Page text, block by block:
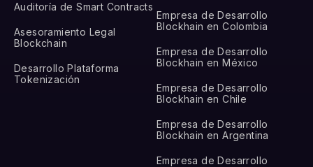
Auditoría de Smart Contracts
Asesoramiento Legal
Blockchain
Desarrollo Plataforma
Tokenización
Empresa de Desarrollo
Blockhain en Colombia
Empresa de Desarrollo
Blockhain en México
Empresa de Desarrollo
Blockhain en Chile
Empresa de Desarrollo
Blockhain en Argentina
Empresa de Desarrollo